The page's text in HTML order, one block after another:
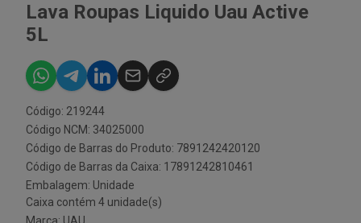
Lava Roupas Liquido Uau Active
5L
Código: 219244
Código NCM: 34025000
Código de Barras do Produto: 7891242420120
Código de Barras da Caixa: 17891242810461
Embalagem: Unidade
Caixa contém 4 unidade(s)